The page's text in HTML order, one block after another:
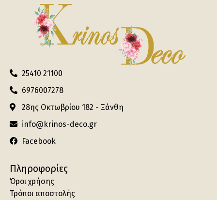
25410 21100
6976007278
28ης Οκτωβρίου 182 - Ξάνθη
info@krinos-deco.gr
Facebook
Πληροφορίες
Όροι χρήσης
Τρόποι αποστολής